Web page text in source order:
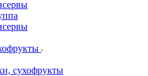
сухофрукты